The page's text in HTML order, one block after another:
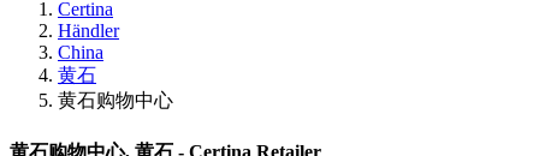
Certina
Händler
China
黄石
黄石购物中心
黄石购物中心, 黄石 - Certina Retailer